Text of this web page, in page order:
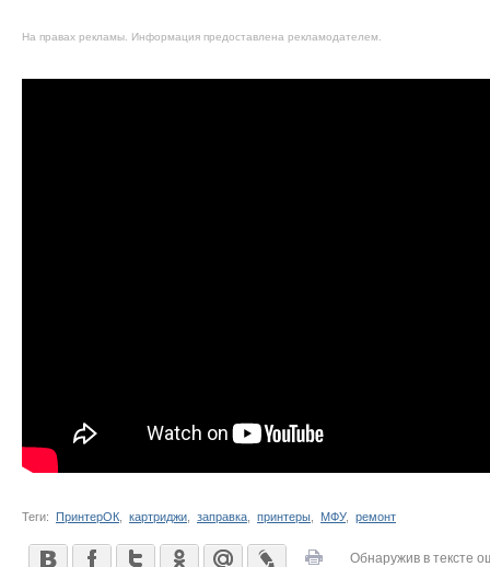
На правах рекламы. Информация предоставлена рекламодателем.
Теги: ПринтерОК картриджи заправка принтеры МФУ, ремонт
Обнаружив в тексте